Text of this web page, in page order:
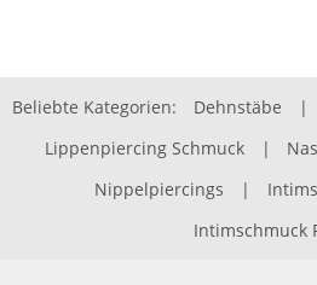
Beliebte Kategorien: Dehnstäbe |
Lippenpiercing Schmuck
|
Nippelpiercings
|
Intimschmuck